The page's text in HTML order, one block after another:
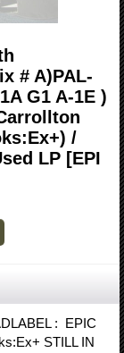
# A)PAL-
G1 A-1E )
/
LP [EPI
: EPIC
STILL IN